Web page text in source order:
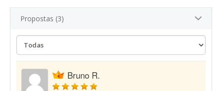
Propostas (3)
Bruno R.